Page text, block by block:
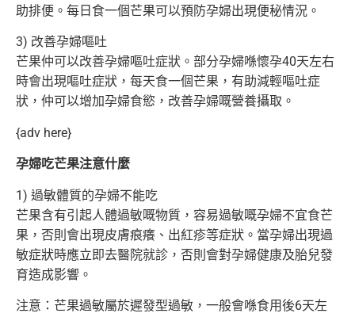
助排便。每日食一個芒果可以預防孕婦出現便秘情況。
3) 改善孕婦嘔吐
芒果仲可以改善孕婦嘔吐症狀。部分孕婦喺懷孕40天左右
時會出現嘔吐症狀，每天食一個芒果，有助減輕嘔吐症
狀，仲可以增加孕婦食慾，改善孕婦嘅營養攝取。
{adv here}
孕婦吃芒果注意什麼
1) 過敏體質的孕婦不能吃
芒果含有引起人體過敏嘅物質，容易過敏嘅孕婦不宜食芒
果，否則會出現皮膚痕癢、出紅疹等症狀。當孕婦出現過
敏症狀時應立即去醫院就診， 否則會對孕婦健康及胎兒發
育造成影響。
注意：芒果過敏屬於遲發型過敏，一般會喺食用後6天左